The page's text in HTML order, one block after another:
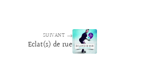
SUIVANT →
Eclat(s) de rue